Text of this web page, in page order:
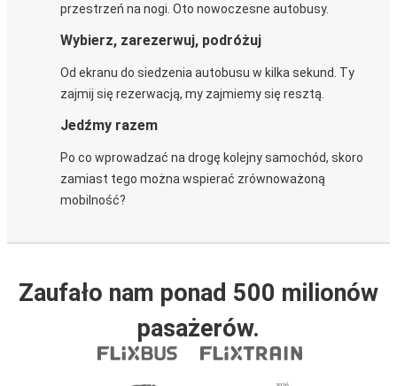
przestrzeń na nogi. Oto nowoczesne autobusy.
Wybierz, zarezerwuj, podróżuj
Od ekranu do siedzenia autobusu w kilka sekund. Ty
zajmij się rezerwacją, my zajmiemy się resztą.
Jedźmy razem
Po co wprowadzać na drogę kolejny samochód, skoro
zamiast tego można wspierać zrównoważoną
mobilność?
Zaufało nam ponad 500 milionów
pasażerów.